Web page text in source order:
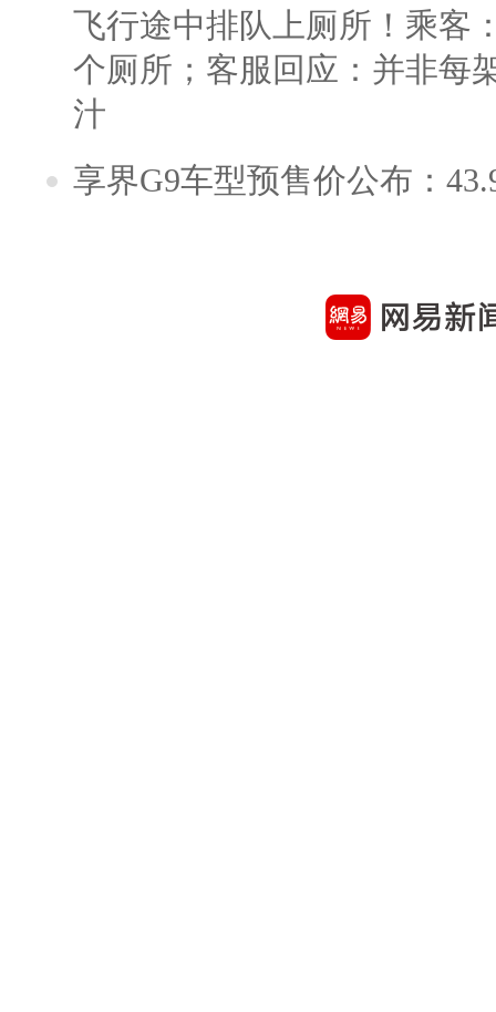
飞行途中排队上厕所！乘客
个厕所；客服回应：并非每
汁
享界G9车型预售价公布：